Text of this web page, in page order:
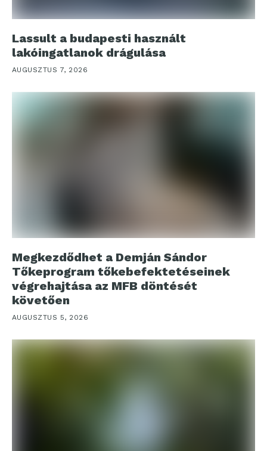
Lassult a budapesti használt
lakóingatlanok drágulása
AUGUSZTUS 7, 2026
Megkezdődhet a Demján Sándor
Tőkeprogram tőkebefektetéseinek
végrehajtása az MFB döntését
követően
AUGUSZTUS 5, 2026